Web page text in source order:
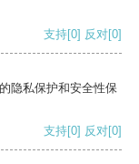
支持[0] 反对[0]
隐私保护和安全性保
支持[0] 反对[0]